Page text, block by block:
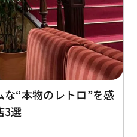
な“本物のレトロ”を感
3選